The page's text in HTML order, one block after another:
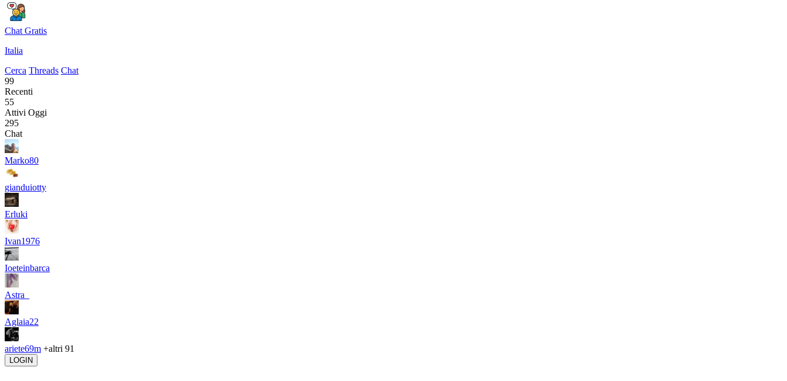
Chat Gratis
Italia
Cerca Threads Chat
99
Recenti
55
Attivi Oggi
295
Chat
Marko80
gianduiotty
Erluki
Ivan1976
Ioeteinbarca
Astra_
Aglaia22
ariete69m +altri 91
LOGIN